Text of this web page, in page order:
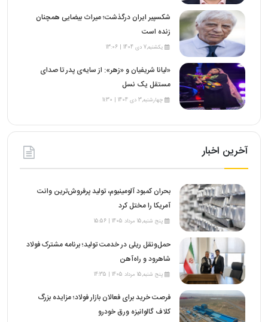
شکسپیر ایران درگذشت؛ میراث بیضایی همچنان
زنده است
یکشنبه,7 دی 1404 | 13:06
«لیانا شریفیان و «زهر»: از سایه‌ی پدر تا صدای
مستقل یک نسل
چهارشنبه,3 دی 1404 | 11:30
آخرین اخبار
بحران کمبود آلومینیوم، تولید پرفروش‌ترین وانت
آمریکا را مختل کرد
پنج شنبه,15 مرداد 1405 | 15:56
حمل‌ونقل ریلی در خدمت تولید؛ برنامه مشترک فولاد
شاهرود و راه‌آهن
پنج شنبه,15 مرداد 1405 | 14:35
فرصت خرید برای فعالان بازار فولاد؛ مزایده بزرگ
کلاف گالوانیزه ورق خودرو